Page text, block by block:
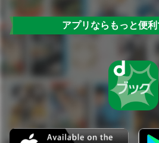
アプリならもっと便利